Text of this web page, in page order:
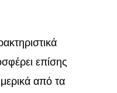
επίσης
από τα